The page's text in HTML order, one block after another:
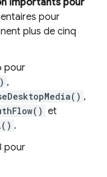
importants pour
pour
plus de cinq
pour
,
,
et
.
pour